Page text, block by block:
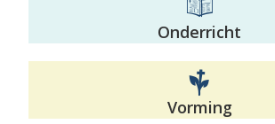
Onderricht
Vorming